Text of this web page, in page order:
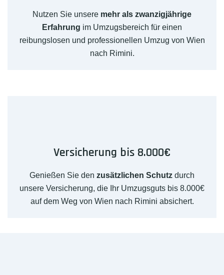
Nutzen Sie unsere mehr als zwanzigjährige
Erfahrung im Umzugsbereich für einen
reibungslosen und professionellen Umzug von Wien
nach Rimini.
Versicherung bis 8.000€
Genießen Sie den zusätzlichen Schutz durch
unsere Versicherung, die Ihr Umzugsguts bis 8.000€
auf dem Weg von Wien nach Rimini absichert.